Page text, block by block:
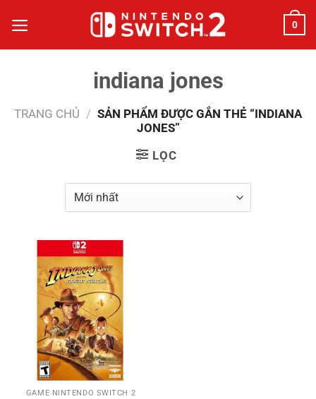
qua
nội
0
indiana jones
TRANG CHỦ / SẢN PHẨM ĐƯỢC GẮN THẺ “INDIANA
JONES”
LỌC
GAME NINTENDO SWITCH 2